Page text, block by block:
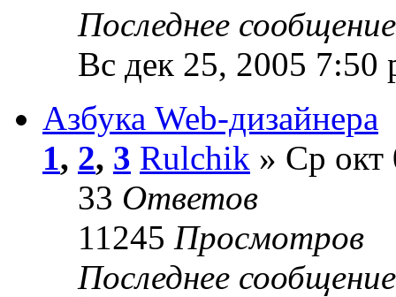
Последнее
Вс дек 25, 2005 7:50
Азбука Web-дизайнера
1, 2, 3 Rulchik » Ср окт
33 Ответов
11245 Просмотров
Последнее